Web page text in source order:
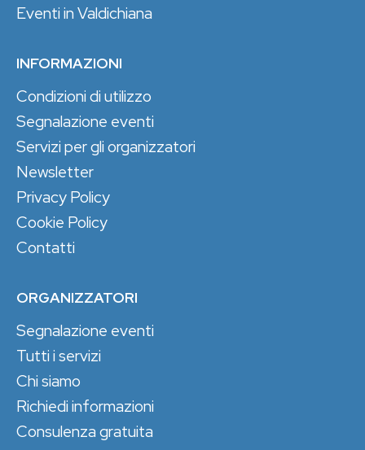
Eventi in Valdichiana
INFORMAZIONI
Condizioni di utilizzo
Segnalazione eventi
Servizi per gli organizzatori
Newsletter
Privacy Policy
Cookie Policy
Contatti
ORGANIZZATORI
Segnalazione eventi
Tutti i servizi
Chi siamo
Richiedi informazioni
Consulenza gratuita